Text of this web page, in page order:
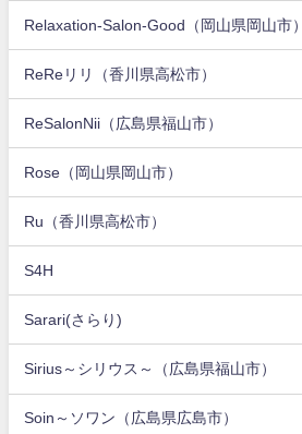
Relaxation-Salon-Good（岡山県岡山市）
ReReリリ（香川県高松市）
ReSalonNii（広島県福山市）
Rose（岡山県岡山市）
Ru（香川県高松市）
S4H
Sarari(さらり)
Sirius～シリウス～（広島県福山市）
Soin～ソワン（広島県広島市）